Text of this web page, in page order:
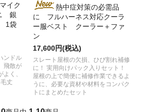
イク
銀
1袋
ンドル
飛散が
く、
丈
熱中症対策の必需品
に フルハーネス対応クーラ
ー服ベスト クーラー＋ファ
ン
17,600円(税込)
スレート屋根の欠損、ひび割れ補修
に！ 実用向けパック入りセット！
屋根の上で簡便に補修作業できるよ
うに、必要な資材や材料をコンパク
トにまとめたセット